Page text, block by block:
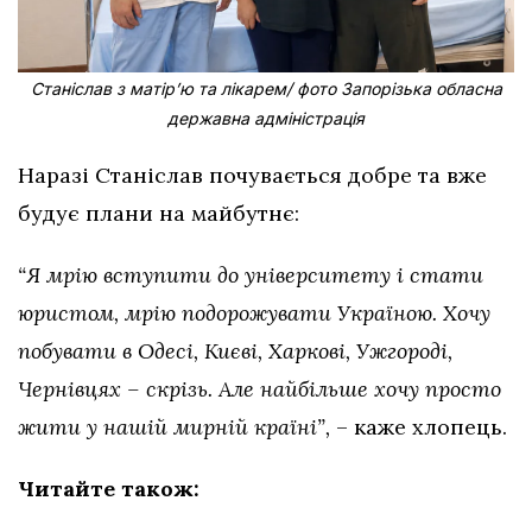
Станіслав з матірʼю та лікарем/ фото Запорізька обласна
державна адміністрація
Наразі Станіслав почувається добре та вже
будує плани на майбутнє:
“Я мрію вступити до університету і стати
юристом, мрію подорожувати Україною. Хочу
побувати в Одесі, Києві, Харкові, Ужгороді,
Чернівцях – скрізь. Але найбільше хочу просто
жити у нашій мирній країні”, – каже хлопець.
Читайте також: